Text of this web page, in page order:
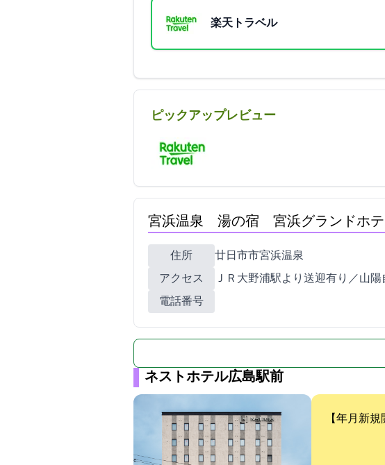
楽天トラベル
ピックアップレビュー
宮浜温泉 湯の宿 宮浜グランドホ
住所
廿日市市宮浜温泉2-5-4
アクセス
ＪＲ大野浦駅より送迎有り／山
電話番号
ネストホテル広島駅前
【2020年6